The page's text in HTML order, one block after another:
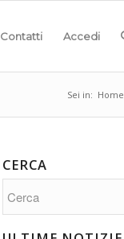
Contatti Accedi
Sei in: Home
CERCA